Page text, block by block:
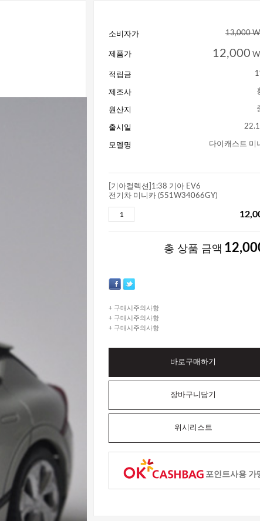
소비자가 13,000
제품가 12,000
적립금
제조사
원산지
출시일
모델명 다이캐스트 미
[기아컬렉션]1:38 기아 EV6
전기차 미니카 (551W34066GY)
총 상품 금액
+ 구매시주의사항
+ 구매시주의사항
+ 구매시주의사항
바로구매하기
장바구니담기
위시리스트
포인트사용 가